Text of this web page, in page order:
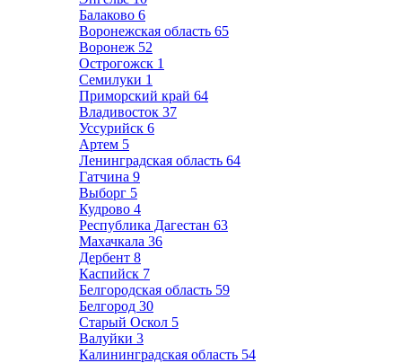
Балаково 6
Воронежская область 65
Воронеж 52
Острогожск 1
Семилуки 1
Приморский край 64
Владивосток 37
Уссурийск 6
Артем 5
Ленинградская область 64
Гатчина 9
Выборг 5
Кудрово 4
Республика Дагестан 63
Махачкала 36
Дербент 8
Каспийск 7
Белгородская область 59
Белгород 30
Старый Оскол 5
Валуйки 3
Калининградская область 54